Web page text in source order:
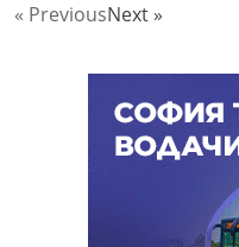
« PreviousNext »